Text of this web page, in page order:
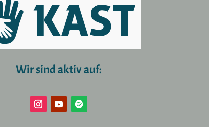
Wir sind aktiv auf: